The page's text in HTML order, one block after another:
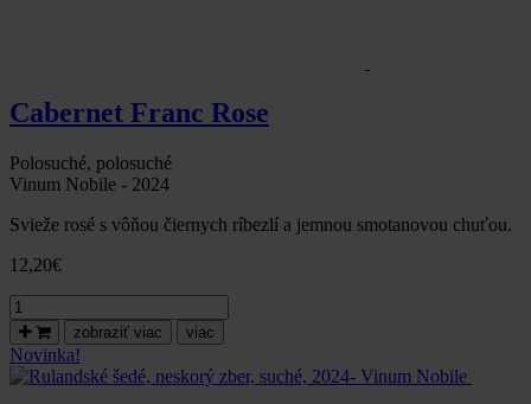
Cabernet Franc Rose
Polosuché, polosuché
Vinum Nobile - 2024
Svieže rosé s vôňou čiernych ríbezlí a jemnou smotanovou chuťou.
12,20€
množstvo
Cabernet
franc
rosé,
polosuché,
zobraziť viac viac
Novinka!